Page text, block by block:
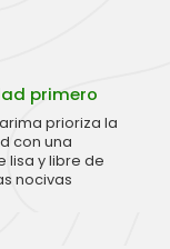
primero
prioriza la
con una
lisa y libre de
nocivas